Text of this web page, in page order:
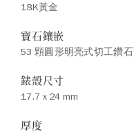
18K黃金
寶石鑲嵌
53 顆圓形明亮式切工鑽石
錶殼尺寸
17.7 x 24 mm
厚度